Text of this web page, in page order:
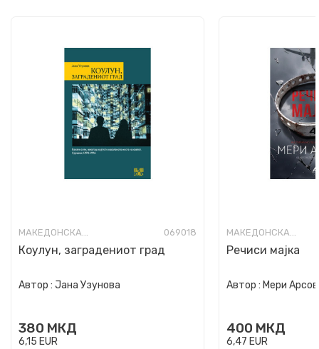
МАКЕДОНСКА КНИЖЕВНОСТ 069018
Коулун, заградениот град
Автор : Јана Узунова
380 МКД
6,15 EUR
МАКЕДОНСКА КНИЖЕВНОСТ
Речиси мајка
Автор : Мери
400 МКД
6,47 EUR